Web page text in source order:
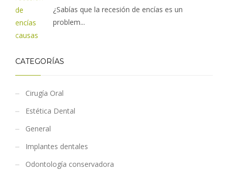
¿Sabías que la recesión de encías es un
problem...
CATEGORÍAS
Cirugía Oral
Estética Dental
General
Implantes dentales
Odontología conservadora